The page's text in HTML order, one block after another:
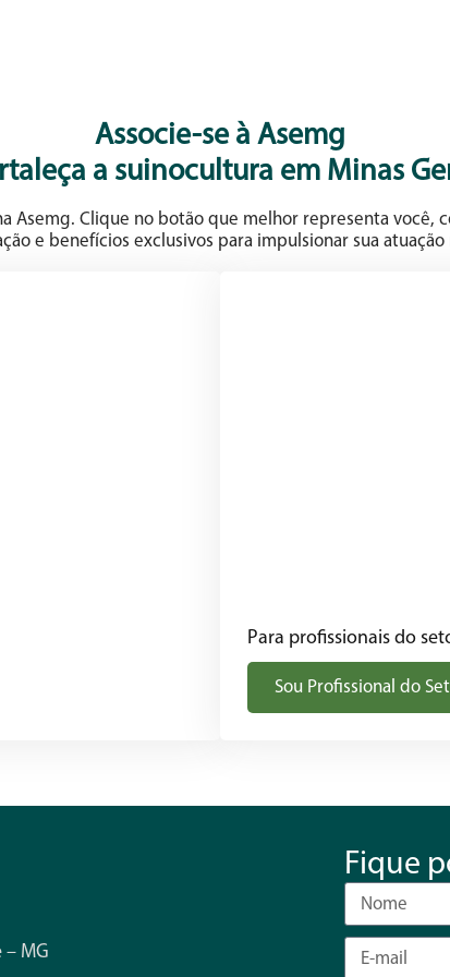
Associe-se à Asemg
a suinocultura em Minas
Asemg. Clique no botão que melhor representa você,
e benefícios exclusivos para impulsionar sua atuação
Para profissionais do
Sou Profissional do
– MG
Fique